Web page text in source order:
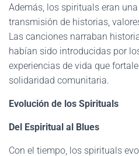
Además, los spirituals eran
transmisión de historias,
Las canciones narraban
habían sido introducidas por
experiencias de vida que
solidaridad comunitaria.
Evolución de los Spirituals
Del Espiritual al Blues
Con el tiempo, los spirituals